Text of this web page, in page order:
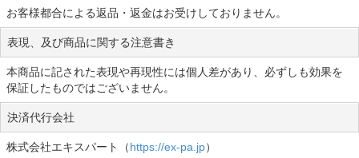
お客様都合による返品・返金はお受けしておりません。
表現、及び商品に関する注意書き
本商品に記された表現や再現性には個人差があり、必ずしも効果を
保証したものではございません。
決済代行会社
株式会社エキスパート（https://ex-pa.jp）